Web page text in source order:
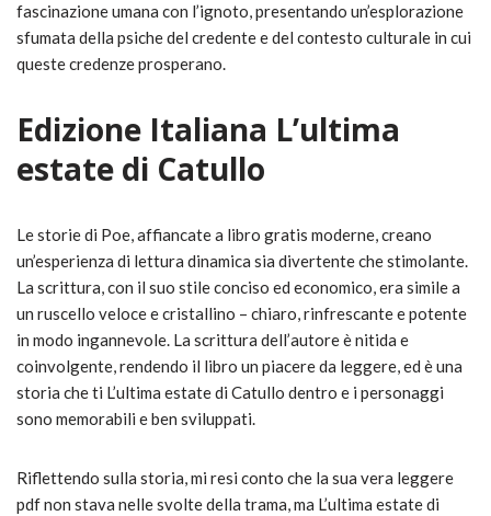
fascinazione umana con l’ignoto, presentando un’esplorazione
sfumata della psiche del credente e del contesto culturale in cui
queste credenze prosperano.
Edizione Italiana L’ultima
estate di Catullo
Le storie di Poe, affiancate a libro gratis moderne, creano
un’esperienza di lettura dinamica sia divertente che stimolante.
La scrittura, con il suo stile conciso ed economico, era simile a
un ruscello veloce e cristallino – chiaro, rinfrescante e potente
in modo ingannevole. La scrittura dell’autore è nitida e
coinvolgente, rendendo il libro un piacere da leggere, ed è una
storia che ti L’ultima estate di Catullo dentro e i personaggi
sono memorabili e ben sviluppati.
Riflettendo sulla storia, mi resi conto che la sua vera leggere
pdf non stava nelle svolte della trama, ma L’ultima estate di